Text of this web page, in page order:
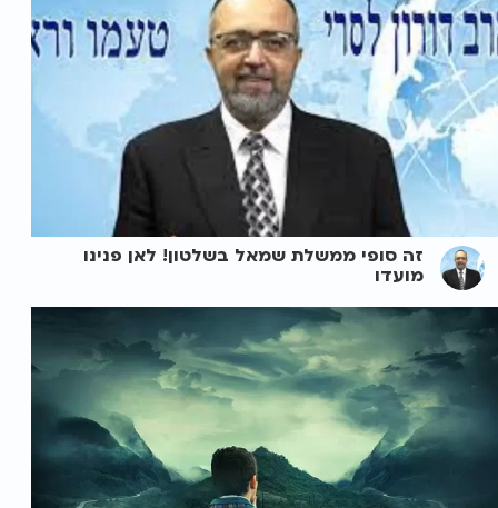
זה סופי ממשלת שמאל בשלטון! לאן פנינו
מועדו